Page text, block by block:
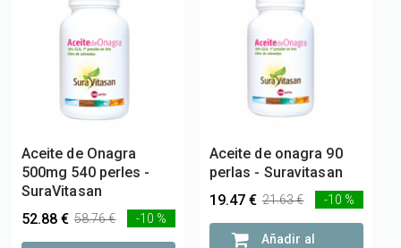
Aceite de Onagra
500mg 540 perles -
SuraVitasan
52.88 € 58.76 € -10 %
Aceite de onagra 90
perlas - Suravitasan
19.47 € 21.63 € -10 %
Añadir al